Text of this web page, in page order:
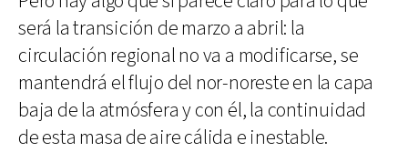
será la transición de marzo a abril: la
circulación regional no va a modificarse, se
mantendrá el flujo del nor-noreste en la capa
baja de la atmósfera y con él, la continuidad
de esta masa de aire cálida e inestable.